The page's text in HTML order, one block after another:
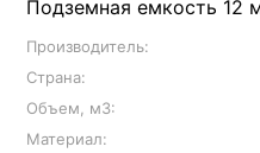
Подземная емкость 12
Производитель:
Страна:
Объем, м3:
Материал: